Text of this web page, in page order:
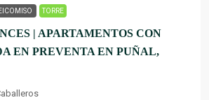
TORRE
| APARTAMENTOS CON
EN PREVENTA EN PUÑAL,